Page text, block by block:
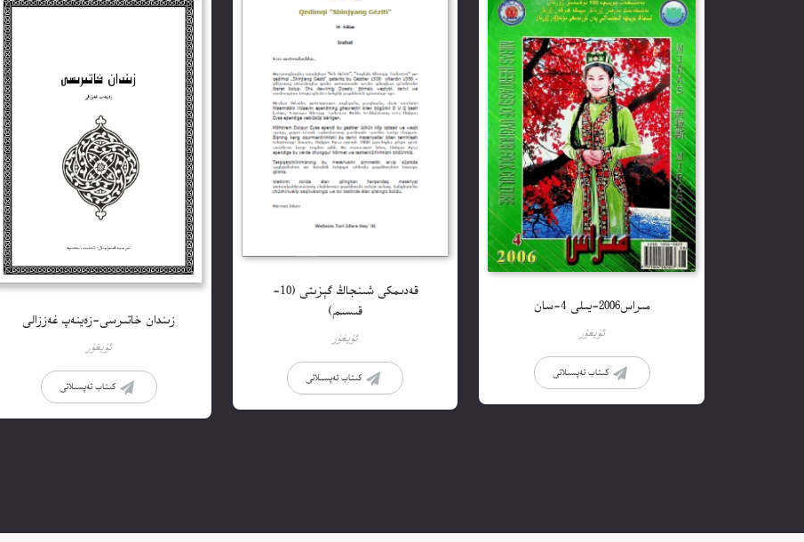
مىراس2006-يىلى 4-سان
ئۇيغۇر
كىتاب تەپسىلاتى
قەدىمكى شىنجاڭ گېزىتى (10-
قىسىم)
ئۇيغۇر
كىتاب تەپسىلاتى
زىندان خاتىرسى-زەينەپ غەززالى
ئۇيغۇر
كىتاب تەپسىلاتى